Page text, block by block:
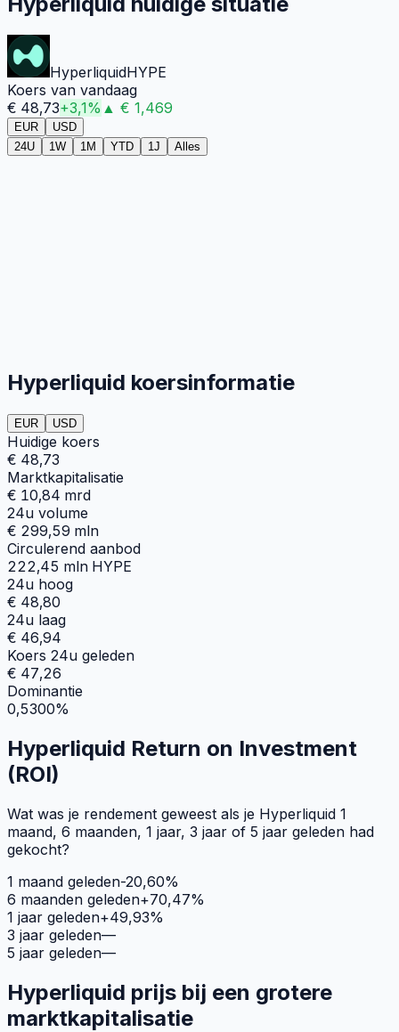
HyperliquidHYPE
Koers van vandaag
€ 48,73+3,1% ▲ € 1,469
EUR
USD
24U
1W 1M YTD 1J Alles
Hyperliquid koersinformatie
EUR USD
Huidige koers
€ 48,73
Marktkapitalisatie
€ 10,84 mrd
24u volume
€ 299,59 mln
Circulerend aanbod
222,45 mln HYPE
24u hoog
€ 48,80
24u laag
€ 46,94
Koers 24u geleden
€ 47,26
Dominantie
0,5300%
Hyperliquid Return on Investment
(ROI)
Wat was je rendement geweest als je Hyperliquid 1
maand, 6 maanden, 1 jaar, 3 jaar of 5 jaar geleden had
gekocht?
1 maand geleden-20,60%
6 maanden geleden+70,47%
1 jaar geleden+49,93%
3 jaar geleden—
5 jaar geleden—
Hyperliquid prijs bij een grotere
marktkapitalisatie